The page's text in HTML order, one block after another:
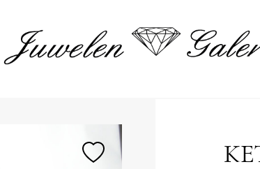
merken